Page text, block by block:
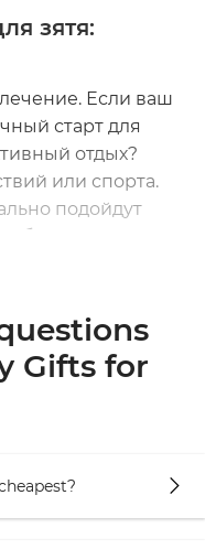
зятя:
Если ваш
старт для
отдых?
или спорта.
подойдут
для
вряд ли
вещи
отзыв.
приятным, но и
Gifts for